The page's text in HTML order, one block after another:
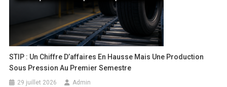
STIP : Un Chiffre D’affaires En Hausse Mais Une Production
Sous Pression Au Premier Semestre
29 juillet 2026 Admin